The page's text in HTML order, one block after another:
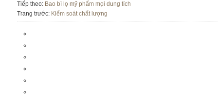
Tiếp theo: Bao bì lọ mỹ phẩm mọi dung tích
Trang trước: Kiểm soát chất lượng